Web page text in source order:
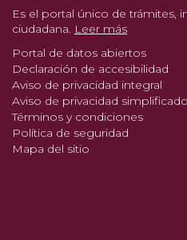
Es el portal único de trámites,
ciudadana. Leer más
Portal de datos abiertos
Declaración de accesibilidad
Aviso de privacidad integral
Aviso de privacidad simplificado
Términos y condiciones
Política de seguridad
Mapa del sitio